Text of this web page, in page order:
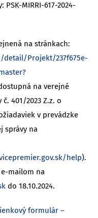
PSK-MIRRI-617-2024-
na stránkach:
detail/Projekt/237f675e-
na verejné
401/2023 Z.z. o
v prevádzke
správy na
help).
mailom na
do 18.10.2024.
formulár –